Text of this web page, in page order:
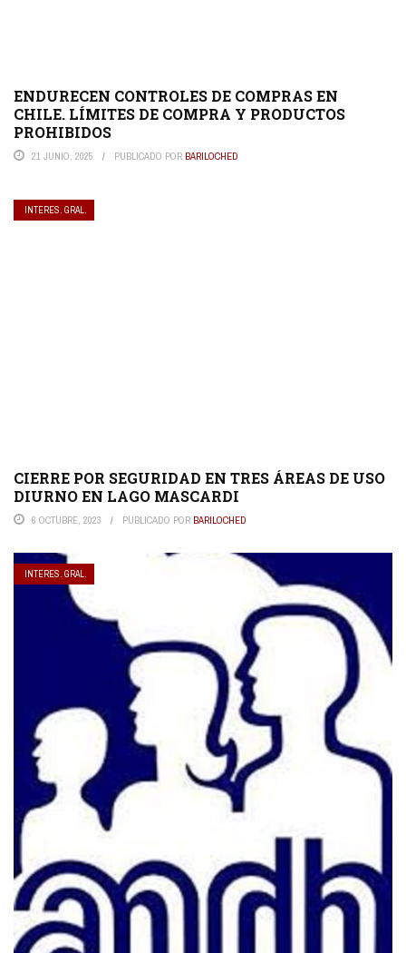
ENDURECEN CONTROLES DE COMPRAS EN
CHILE. LÍMITES DE COMPRA Y PRODUCTOS
PROHIBIDOS
21 JUNIO, 2025 PUBLICADO POR BARILOCHED
INTERES. GRAL.
CIERRE POR SEGURIDAD EN TRES ÁREAS DE USO
DIURNO EN LAGO MASCARDI
6 OCTUBRE, 2023 PUBLICADO POR BARILOCHED
INTERES. GRAL.